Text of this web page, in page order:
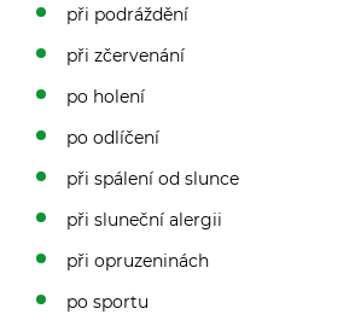
při podráždění
při zčervenání
po holení
po odlíčení
při spálení od slunce
při sluneční alergii
při opruzeninách
po sportu